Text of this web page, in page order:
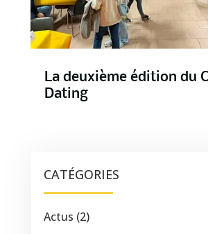
La deuxième édition du
Dating
CATÉGORIES
Actus (2)